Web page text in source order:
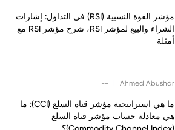
مؤشر القوة النسبية (RSI) في التداول: إشارات
الشراء والبيع لمؤشر RSI، شرح مؤشر RSI مع
أمثلة
Ahmed Abushar
--
ما هي استراتيجية مؤشر قناة السلع (CCI): ما
هي معادلة حساب مؤشر قناة السلع